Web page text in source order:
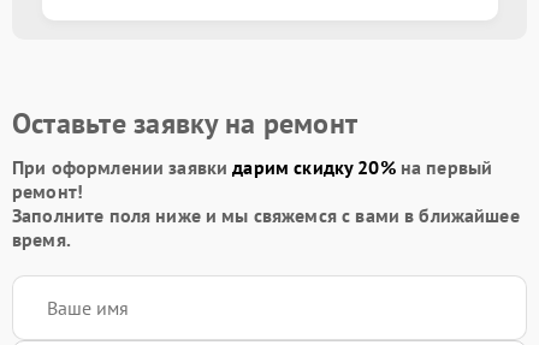
Оставьте заявку на ремонт
При оформлении заявкидарим скидку 20%на первый
ремонт!
Заполните поля ниже и мы свяжемся с вами в ближайшее
время.